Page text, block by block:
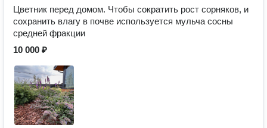
Цветник перед домом. Чтобы сократить рост сорняков, и
сохранить влагу в почве используется мульча сосны
средней фракции
10 000 ₽